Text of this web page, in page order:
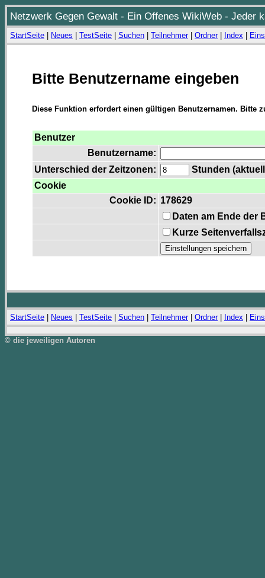
Netzwerk Gegen Gewalt - Ein Offenes WikiWeb - Jeder
StartSeite Neues TestSeite Suchen Teilnehmer| Ordner| Index
Bitte Benutzername eingeben
Diese Funktion erfordert einen gültigen Benutzernamen. Bitte
Benutzer
Benutzername:
Unterschied der Zeitzonen:
Stunden
Cookie
Cookie ID: 178629
Daten am Ende der
Kurze
StartSeite Neues TestSeite Suchen Teilnehmer| Ordner| Index
© die jeweiligen Autoren